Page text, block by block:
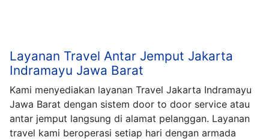
Layanan Travel Antar Jemput Jakarta
Indramayu Jawa Barat
Kami menyediakan layanan Travel Jakarta Indramayu
Jawa Barat dengan sistem door to door service atau
antar jemput langsung di alamat pelanggan. Layanan
travel kami beroperasi setiap hari dengan armada